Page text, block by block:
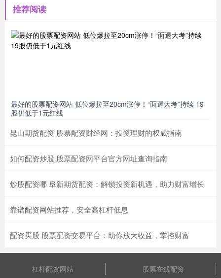
推荐阅读
最好的股票配资网站 低位爆拉至20cm涨停！“面退大考”持续 19
股仍低于1元红线
昆山期货配资 股票配资财经网：投资理财的权威指南
如何配资炒股 股票配资网平台官方网址查询指南
炒股配资哪 阜新期货配资：解锁投资新机遇，助力财富增长
靠谱配资网站推荐，安全高杠杆低息
配资买股 股票配资交易平台：助你放大收益，掌控财富
杠杆配资网站 股票在线配资